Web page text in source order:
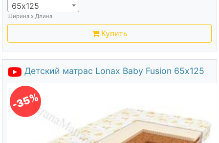
65х125
Ширина х Длина
Купить
Детский матрас Lonax Baby Fusion 65х125
-35%